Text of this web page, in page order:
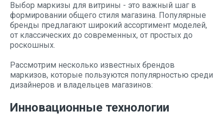
Выбор маркизы для витрины - это важный шаг в
формировании общего стиля магазина. Популярные
бренды предлагают широкий ассортимент моделей,
от классических до современных, от простых до
роскошных.
Рассмотрим несколько известных брендов
маркизов, которые пользуются популярностью среди
дизайнеров и владельцев магазинов:
Инновационные технологии